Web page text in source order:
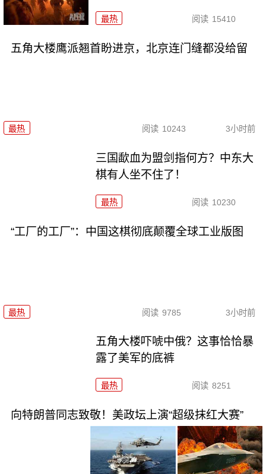
最热 阅读 15410
五角大楼鹰派翘首盼进京，北京连门缝都没给留
最热 阅读 10243 3小时前
三国歃血为盟剑指何方？中东大
棋有人坐不住了！
最热 阅读 10230
“工厂的工厂”：中国这棋彻底颠覆全球工业版图
最热 阅读 9785 3小时前
五角大楼吓唬中俄？这事恰恰暴
露了美军的底裤
最热 阅读 8251
向特朗普同志致敬！美政坛上演“超级抹红大赛”